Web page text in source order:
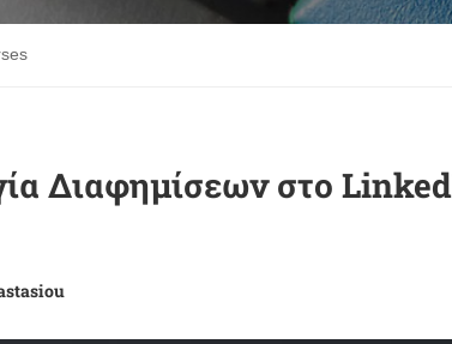
Διαφημίσεων στο